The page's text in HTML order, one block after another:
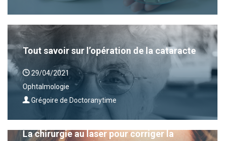
Tout savoir sur l’opération de la cataracte
29/04/2021
Ophtalmologie
Grégoire de Doctoranytime
La chirurgie au laser pour corriger la